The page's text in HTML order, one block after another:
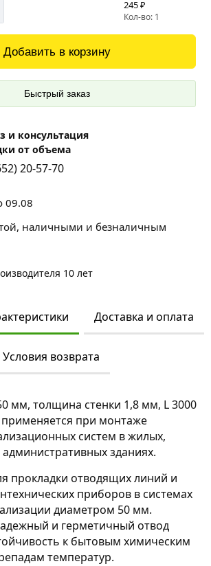
10 лет
245 ₽
Кол-во: 1
Добавить в корзину
Быстрый заказ
и консультация
от объема
20-57-70
09.08
наличными и безналичным
Доставка и оплата
Условия возврата
мм, толщина стенки 1,8 мм, L 3000
при монтаже
систем в жилых,
зданиях.
прокладки отводящих линий и
приборов в системах
диаметром 50 мм.
и герметичный отвод
к бытовым химическим
температур.